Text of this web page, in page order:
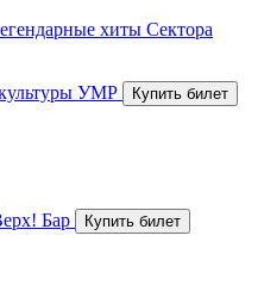
хиты Сектора
УМР
Бар